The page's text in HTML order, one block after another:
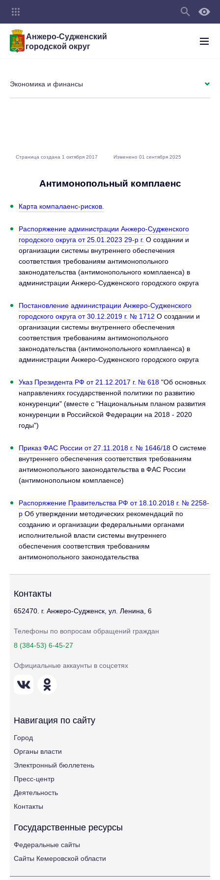
Анжеро-Судженский
городской округ
Антимонопольный комплаенс
Карта компалаенс-рисков.
Распоряжение администрации Анжеро-Судженского
городского округа от 25.01.2023 29-р г. О создании и
организации системы внутреннего обеспечения
соответствия требованиям антимонопольного
законодательства (антимонопольного комплаенса) в
администрации Анжеро-Судженского городского округа
Постановление администрации Анжеро-Судженского
городского округа от 30.12.2019 г. № 1712 О создании и
организации системы внутреннего обеспечения
соответствия требованиям антимонопольного
законодательства (антимонопольного комплаенса) в
администрации Анжеро-Судженского городского округа
Указ Президента РФ от 21.12.2017 г. № 618 "Об основных
направлениях государственной политики по развитию
конкуренции" (вместе с "Национальным планом развития
конкуренции в Российской Федерации на 2018 - 2020
годы")
Приказ ФАС России от 27.11.2018 г. № 1646/18 О системе
внутреннего обеспечения соответствия требованиям
антимонопольного законодательства в ФАС России
(антимонопольном комплаенсе)
Распоряжение Правительства РФ от 18.10.2018 г. № 2258-
р Об утверждении методических рекомендаций по
созданию и организации федеральными органами
исполнительной власти системы внутреннего
обеспечения соответствия требованиям
антимонопольного законодательства
Экономика и финансы
Страница создана 1 октября 2017 Изменено 01 сентября 2025
Контакты
652470. г. Анжеро-Судженск, ул. Ленина, 6
Телефоны по вопросам обращений граждан
8 (384-53) 6-45-27
Официальные аккаунты в соцсетях
Навигация по сайту
Город
Органы власти
Электронный бюллетень
Пресс-центр
Деятельность
Контакты
Государственные ресурсы
Федеральные сайты
Сайты Кемеровской области